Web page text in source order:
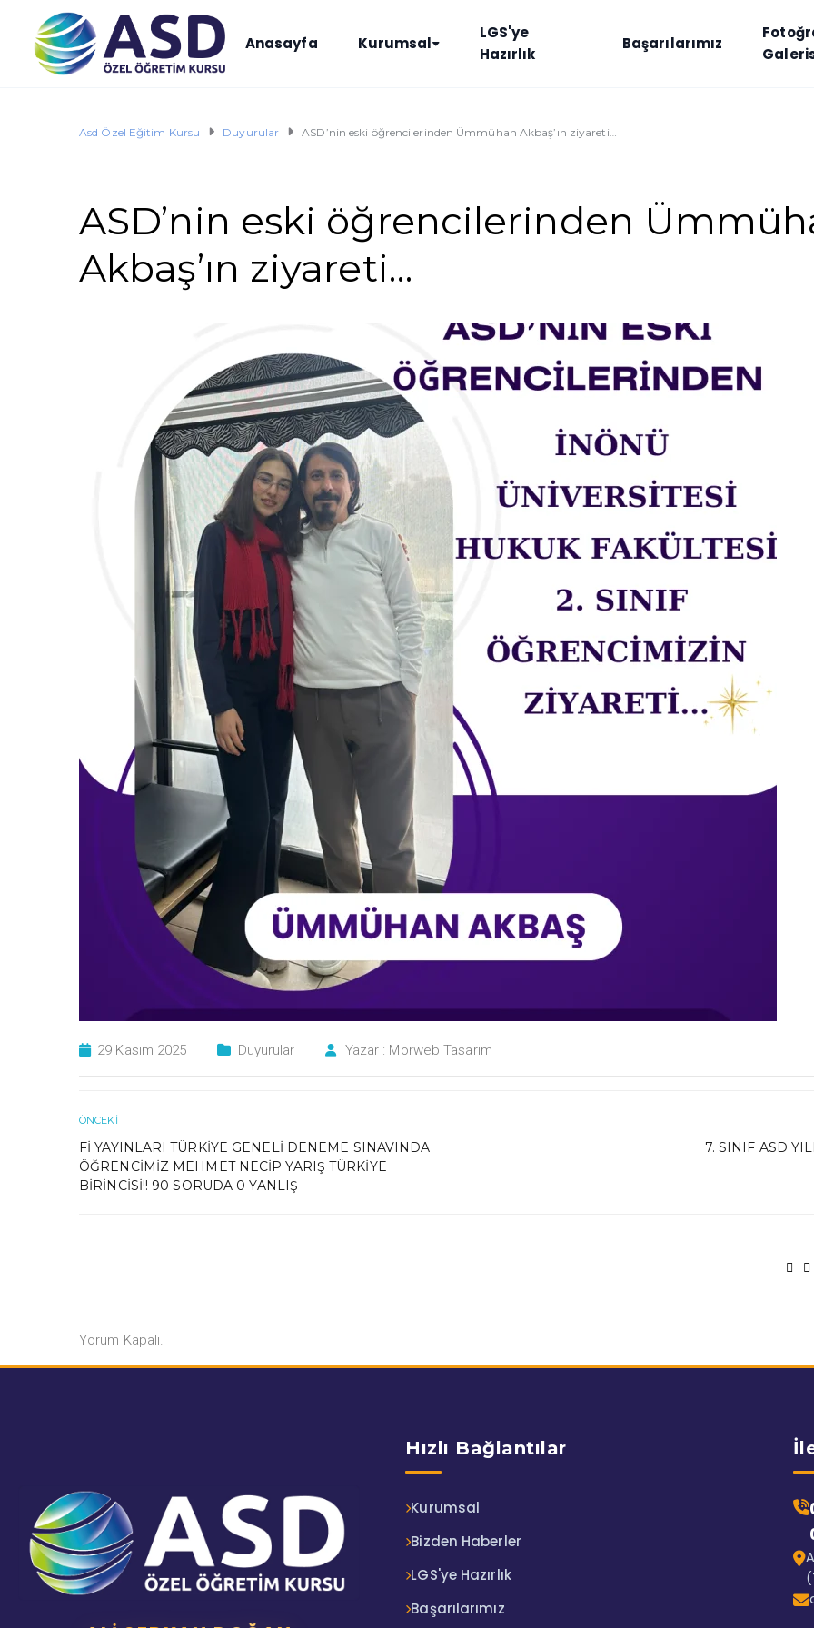
Anasayfa Kurumsal
LGS'ye
Hazırlık
Başarılarımız
Asd Özel Eğitim Kursu Duyurular ASD’nin eski öğrencilerinden Ümmühan Akbaş’ın ziyareti…
ASD’nin eski öğrencilerinden
Akbaş’ın ziyareti…
29 Kasım 2025 Duyurular Yazar : Morweb Tasarım
ÖNCEKI
FI YAYINLARI TÜRKIYE GENELI DENEME SINAVINDA
ÖĞRENCIMIZ MEHMET NECIP YARIŞ TÜRKIYE
BIRINCISI!! 90 SORUDA 0 YANLIŞ
7. SINIF ASD
Yorum Kapalı.
Hızlı Bağlantılar
Kurumsal
Bizden Haberler
LGS'ye Hazırlık
Başarılarımız